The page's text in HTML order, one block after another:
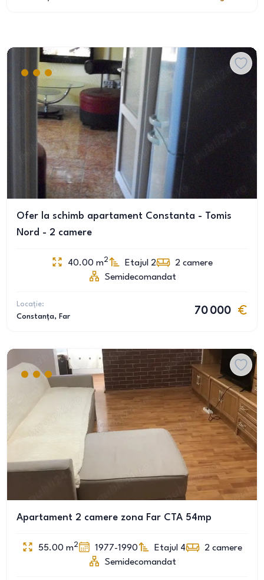
Ofer la schimb apartament Constanta - Tomis
Nord - 2 camere
40.00 m2 Etajul 2 2 camere
Semidecomandat
Locație:
Constanța, Far
70 000
Apartament 2 camere zona Far CTA 54mp
55.00 m2 1977-1990 Etajul 4 2 camere
Semidecomandat